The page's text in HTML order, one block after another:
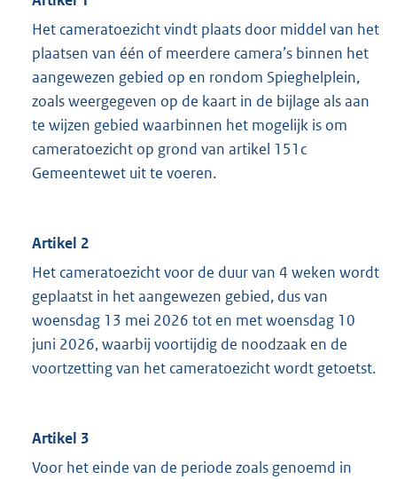
Het cameratoezicht vindt plaats door middel van het
plaatsen van één of meerdere camera’s binnen het
aangewezen gebied op en rondom Spieghelplein,
zoals weergegeven op de kaart in de bijlage als aan
te wijzen gebied waarbinnen het mogelijk is om
cameratoezicht op grond van artikel 151c
Gemeentewet uit te voeren.
Artikel 2
Het cameratoezicht voor de duur van 4 weken wordt
geplaatst in het aangewezen gebied, dus van
woensdag 13 mei 2026 tot en met woensdag 10
juni 2026, waarbij voortijdig de noodzaak en de
voortzetting van het cameratoezicht wordt getoetst.
Artikel 3
Voor het einde van de periode zoals genoemd in